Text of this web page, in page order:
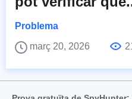
Problema
març 20, 2026